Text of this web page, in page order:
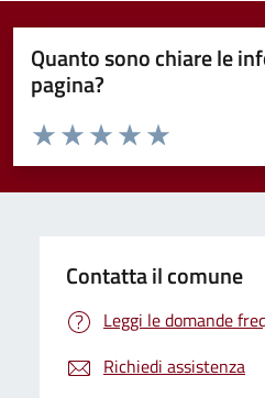
Quanto sono chiare le
pagina?
Valuta da 1 a 5 stelle la pagina
Valuta 5 stelle
Valuta 4 stelle su 5
Valuta 3 stelle su 5
Valuta 2 stelle su 5
Valuta 1 stelle su 5
Contatta il comune
Leggi le domande
Richiedi assistenza